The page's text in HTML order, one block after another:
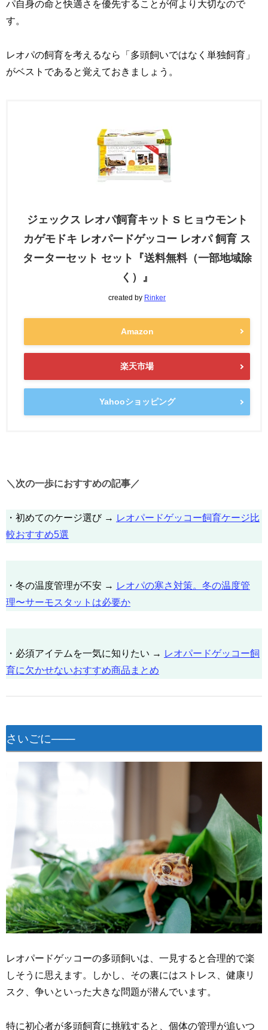
パ自身の命と快適さを優先することが何より大切なので
す。
レオパの飼育を考えるなら「多頭飼いではなく単独飼育」
がベストであると覚えておきましょう。
ジェックス レオパ飼育キット S ヒョウモント
カゲモドキ レオパードゲッコー レオパ 飼育 ス
ターターセット セット『送料無料（一部地域除
く）』
created by Rinker
Amazon
楽天市場
Yahooショッピング
＼次の一歩におすすめの記事／
・初めてのケージ選び → レオパードゲッコー飼育ケージ比
較おすすめ5選
・冬の温度管理が不安 → レオパの寒さ対策。冬の温度管
理〜サーモスタットは必要か
・必須アイテムを一気に知りたい → レオパードゲッコー飼
育に欠かせないおすすめ商品まとめ
さいごに───
レオパードゲッコーの多頭飼いは、一見すると合理的で楽
しそうに思えます。しかし、その裏にはストレス、健康リ
スク、争いといった大きな問題が潜んでいます。
特に初心者が多頭飼育に挑戦すると、個体の管理が追いつ